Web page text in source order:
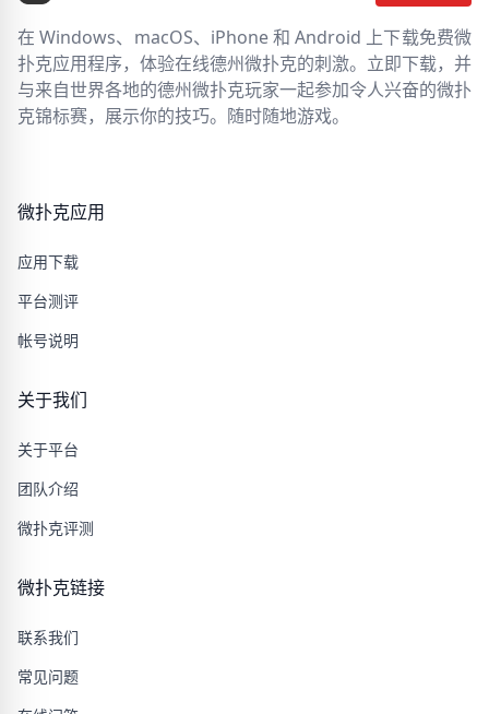
在 Windows、macOS、iPhone 和 Android 上下载免费微
扑克应用程序，体验在线德州微扑克的刺激。立即下载，并
与来自世界各地的德州微扑克玩家一起参加令人兴奋的微扑
克锦标赛，展示你的技巧。随时随地游戏。
微扑克应用
应用下载
平台测评
帐号说明
关于我们
关于平台
团队介绍
微扑克评测
微扑克链接
联系我们
常见问题